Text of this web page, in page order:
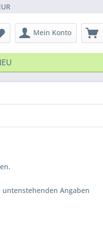
Mein Konto
Angaben